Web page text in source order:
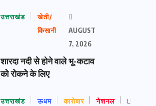
उत्तराखंड
खेती/
किसानी
AUGUST
7, 2026
शारदा नदी से होने वाले भू-कटाव
को रोकने के लिए
उत्तराखंड
ऊधम
कारोबार
नेशनल